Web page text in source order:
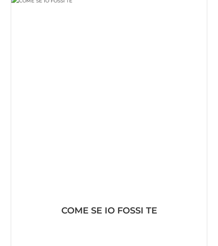
COME SE IO FOSSI TE